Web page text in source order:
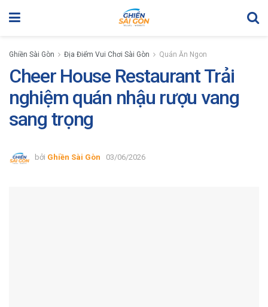
Ghiền Sài Gòn Địa Điểm Vui Chơi Sài Gòn Quán Ăn Ngon
Cheer House Restaurant Trải
nghiệm quán nhậu rượu vang
sang trọng
bởi Ghiền Sài Gòn 03/06/2026